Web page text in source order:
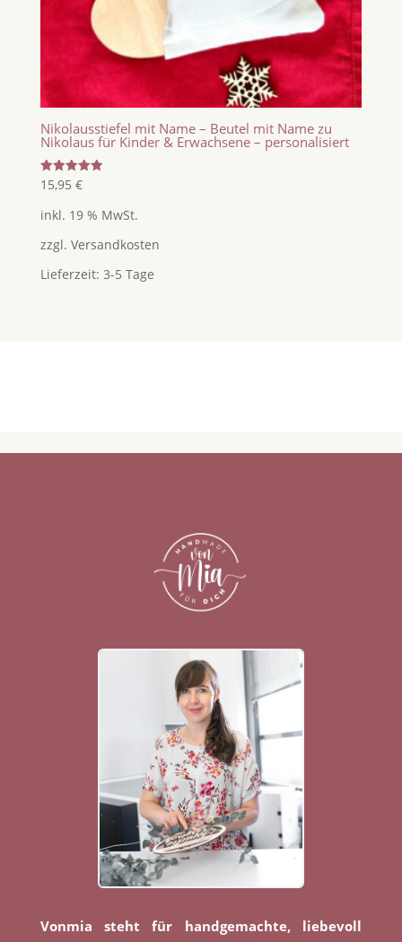
Nikolausstiefel mit Name – Beutel mit Name zu
Nikolaus für Kinder & Erwachsene – personalisiert
Bewertet
mit
von 5
15,95 €
inkl. 19 % MwSt.
zzgl. Versandkosten
Lieferzeit: 3-5 Tage
Vonmia steht für handgemachte, liebevoll